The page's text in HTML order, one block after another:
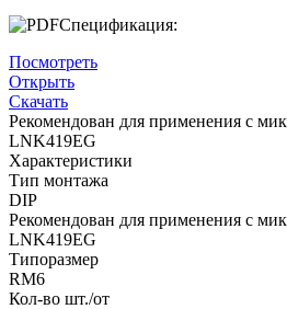
Спецификация:
Посмотреть
Открыть
Скачать
Рекомендован для применения с
LNK419EG
Характеристики
Тип монтажа
DIP
Рекомендован для применения с
LNK419EG
Типоразмер
RM6
Кол-во шт./от